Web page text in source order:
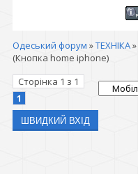
Одеський форум »ТЕХНІКА»
(Кнопка home iphone)
Сторінка 1 з 1
1